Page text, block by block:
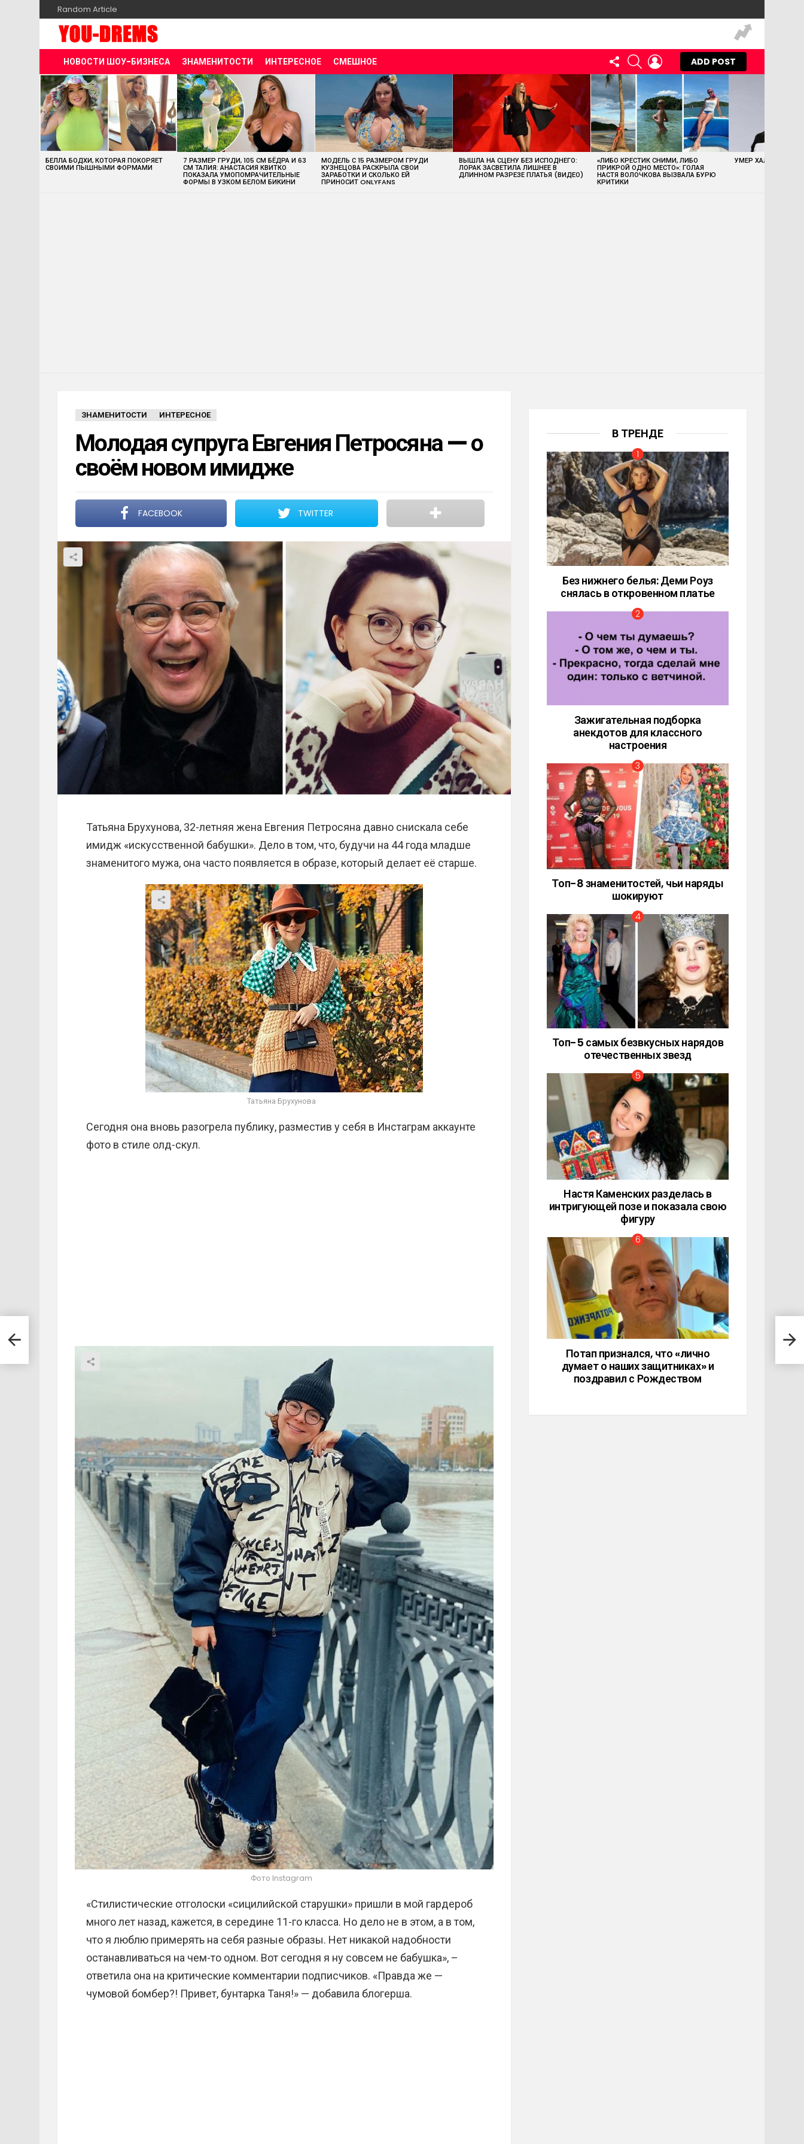
Random Article
НОВОСТИ ШОУ-БИЗНЕСА ЗНАМЕНИТОСТИ ИНТЕРЕСНОЕ СМЕШНОЕ
FOLLOW
US
SEARCHLOGIN
ADD POST
MOST
VIEWED
STORIES
БЕЛЛА БОДХИ, КОТОРАЯ ПОКОРЯЕТ
СВОИМИ ПЫШНЫМИ ФОРМАМИ
7 РАЗМЕР ГРУДИ, 105 СМ БЁДРА И 63
СМ ТАЛИЯ: АНАСТАСИЯ КВИТКО
ПОКАЗАЛА УМОПОМРАЧИТЕЛЬНЫЕ
ФОРМЫ В УЗКОМ БЕЛОМ БИКИНИ
МОДЕЛЬ С 15 РАЗМЕРОМ ГРУДИ
КУЗНЕЦОВА РАСКРЫЛА СВОИ
ЗАРАБОТКИ И СКОЛЬКО ЕЙ
ПРИНОСИТ ONLYFANS
ВЫШЛА НА СЦЕНУ БЕЗ ИСПОДНЕГО:
ЛОРАК ЗАСВЕТИЛА ЛИШНЕЕ В
ДЛИННОМ РАЗРЕЗЕ ПЛАТЬЯ (ВИДЕО)
«ЛИБО КРЕСТИК СНИМИ, ЛИБО
ПРИКРОЙ ОДНО МЕСТО»: ГОЛАЯ
НАСТЯ ВОЛОЧКОВА ВЫЗВАЛА БУРЮ
КРИТИКИ
УМЕР ХАЛК ХОГАН
ЗНАМЕНИТОСТИ ИНТЕРЕСНОЕ
Молодая супруга Евгения Петросяна — о
своём новом имидже
FACEBOOK TWITTER
Татьяна Брухунова, 32-летняя жена Евгения Петросяна давно снискала себе
имидж «искусственной бабушки». Дело в том, что, будучи на 44 года младше
знаменитого мужа, она часто появляется в образе, который делает её старше.
Татьяна Брухунова
Сегодня она вновь разогрела публику, разместив у себя в Инстаграм аккаунте
фото в стиле олд-скул.
Фото Instagram
«Стилистические отголоски «сицилийской старушки» пришли в мой гардероб
много лет назад, кажется, в середине 11-го класса. Но дело не в этом, а в том,
что я люблю примерять на себя разные образы. Нет никакой надобности
останавливаться на чем-то одном. Вот сегодня я ну совсем не бабушка», –
ответила она на критические комментарии подписчиков. «Правда же —
чумовой бомбер?! Привет, бунтарка Таня!» — добавила блогерша.
13
В ТРЕНДЕ
Без нижнего белья: Деми Роуз
снялась в откровенном платье
Зажигательная подборка
анекдотов для классного
настроения
Топ-8 знаменитостей, чьи наряды
шокируют
Топ-5 самых безвкусных нарядов
отечественных звезд
Настя Каменских разделась в
интригующей позе и показала свою
фигуру
Потап признался, что «лично
думает о наших защитниках» и
поздравил с Рождеством